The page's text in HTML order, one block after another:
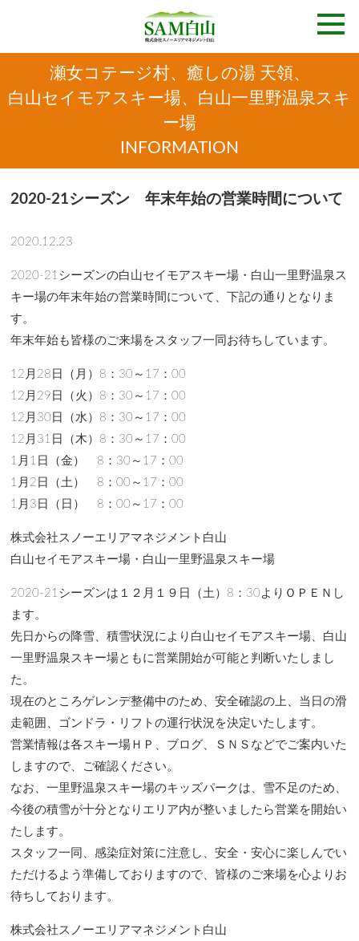
瀬女コテージ村、癒しの湯 天領、
白山セイモアスキー場、白山一里野温泉スキ
ー場
INFORMATION
2020-21シーズン 年末年始の営業時間について
2020.12.23
2020-21シーズンの白山セイモアスキー場・白山一里野温泉ス
キー場の年末年始の営業時間について、下記の通りとなりま
す。
年末年始も皆様のご来場をスタッフ一同お待ちしています。
12月28日（月）8：30～17：00
12月29日（火）8：30～17：00
12月30日（水）8：30～17：00
12月31日（木）8：30～17：00
1月1日（金） 8：30～17：00
1月2日（土） 8：00～17：00
1月3日（日） 8：00～17：00
株式会社スノーエリアマネジメント白山
白山セイモアスキー場・白山一里野温泉スキー場
2020-21シーズンは１２月１９日（土）8：30よりＯＰＥＮし
ます。
先日からの降雪、積雪状況により白山セイモアスキー場、白山
一里野温泉スキー場ともに営業開始が可能と判断いたしまし
た。
現在のところゲレンデ整備中のため、安全確認の上、当日の滑
走範囲、ゴンドラ・リフトの運行状況を決定いたします。
営業情報は各スキー場ＨＰ、ブログ、ＳＮＳなどでご案内いた
しますので、ご確認ください。
なお、一里野温泉スキー場のキッズパークは、雪不足のため、
今後の積雪が十分となりエリア内が整いましたら営業を開始い
たします。
スタッフ一同、感染症対策に注意し、安全・安心に楽しんでい
ただけるよう準備しておりますので、皆様のご来場を心よりお
待ちしております。
株式会社スノーエリアマネジメント白山